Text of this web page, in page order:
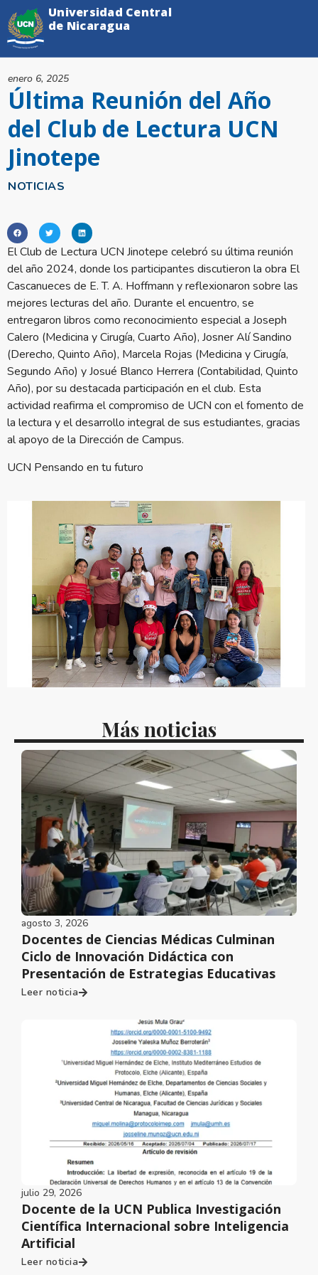
NOTICIAS
Última Reunión del Año
del Club de Lectura UCN
Jinotepe
enero 6, 2025
Universidad Central
de Nicaragua
El Club de Lectura UCN Jinotepe celebró su última reunión
del año 2024, donde los participantes discutieron la obra El
Cascanueces de E. T. A. Hoffmann y reflexionaron sobre las
mejores lecturas del año. Durante el encuentro, se
entregaron libros como reconocimiento especial a Joseph
Calero (Medicina y Cirugía, Cuarto Año), Josner Alí Sandino
(Derecho, Quinto Año), Marcela Rojas (Medicina y Cirugía,
Segundo Año) y Josué Blanco Herrera (Contabilidad, Quinto
Año), por su destacada participación en el club. Esta
actividad reafirma el compromiso de UCN con el fomento de
la lectura y el desarrollo integral de sus estudiantes, gracias
al apoyo de la Dirección de Campus.
UCN Pensando en tu futuro
Más noticias
agosto 3, 2026
Docentes de Ciencias Médicas Culminan
Ciclo de Innovación Didáctica con
Presentación de Estrategias Educativas
Leer noticia
julio 29, 2026
Docente de la UCN Publica Investigación
Científica Internacional sobre Inteligencia
Artificial
Leer noticia